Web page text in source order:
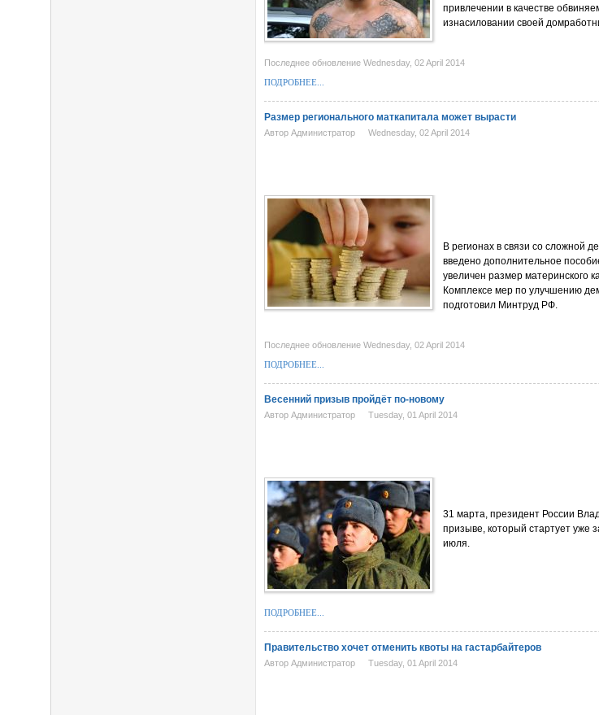
привлечении в качестве
изнасиловании своей
Последнее обновление Wednesday, 02 April 2014
ПОДРОБНЕЕ...
Размер регионального маткапитала может вырасти
Автор Администратор Wednesday, 02 April 2014
В регионах в связи со сложной
введено дополнительное
увеличен размер материнского
Комплексе мер по улучшению
подготовил Минтруд РФ.
Последнее обновление Wednesday, 02 April 2014
ПОДРОБНЕЕ...
Весенний призыв пройдёт по-новому
Автор Администратор Tuesday, 01 April 2014
31 марта, президент России
призыве, который стартует уже
июля.
ПОДРОБНЕЕ...
Правительство хочет отменить квоты на гастарбайтеров
Автор Администратор Tuesday, 01 April 2014